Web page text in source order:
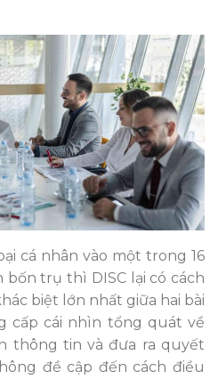
cá nhân vào một trong 16
trụ thì DISC lại có cách
biệt lớn nhất giữa hai bài
cấp cái nhìn tổng quát về
thông tin và đưa ra quyết
đề cập đến cách điều